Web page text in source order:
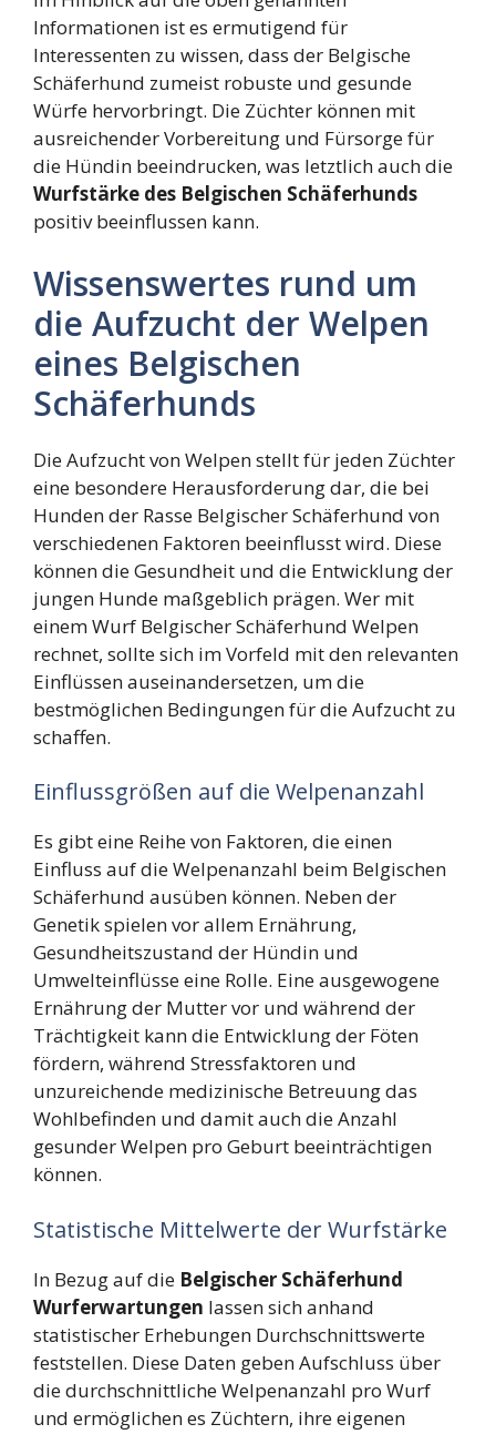
Informationen ist es ermutigend für
Interessenten zu wissen, dass der Belgische
Schäferhund zumeist robuste und gesunde
Würfe hervorbringt. Die Züchter können mit
ausreichender Vorbereitung und Fürsorge für
die Hündin beeindrucken, was letztlich auch die
Wurfstärke des Belgischen Schäferhunds
positiv beeinflussen kann.
Wissenswertes rund um
die Aufzucht der Welpen
eines Belgischen
Schäferhunds
Die Aufzucht von Welpen stellt für jeden Züchter
eine besondere Herausforderung dar, die bei
Hunden der Rasse Belgischer Schäferhund von
verschiedenen Faktoren beeinflusst wird. Diese
können die Gesundheit und die Entwicklung der
jungen Hunde maßgeblich prägen. Wer mit
einem Wurf Belgischer Schäferhund Welpen
rechnet, sollte sich im Vorfeld mit den relevanten
Einflüssen auseinandersetzen, um die
bestmöglichen Bedingungen für die Aufzucht zu
schaffen.
Einflussgrößen auf die Welpenanzahl
Es gibt eine Reihe von Faktoren, die einen
Einfluss auf die Welpenanzahl beim Belgischen
Schäferhund ausüben können. Neben der
Genetik spielen vor allem Ernährung,
Gesundheitszustand der Hündin und
Umwelteinflüsse eine Rolle. Eine ausgewogene
Ernährung der Mutter vor und während der
Trächtigkeit kann die Entwicklung der Föten
fördern, während Stressfaktoren und
unzureichende medizinische Betreuung das
Wohlbefinden und damit auch die Anzahl
gesunder Welpen pro Geburt beeinträchtigen
können.
Statistische Mittelwerte der Wurfstärke
In Bezug auf die Belgischer Schäferhund
Wurferwartungen lassen sich anhand
statistischer Erhebungen Durchschnittswerte
feststellen. Diese Daten geben Aufschluss über
die durchschnittliche Welpenanzahl pro Wurf
und ermöglichen es Züchtern, ihre eigenen